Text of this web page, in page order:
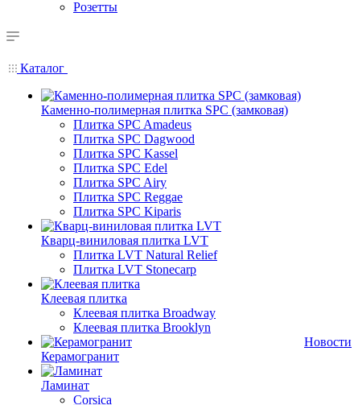
Розетты
Каталог
Каменно-полимерная плитка SPC (замковая)
Плитка SPC Amadeus
Плитка SPC Dagwood
Плитка SPC Kassel
Плитка SPC Edel
Плитка SPC Airy
Плитка SPC Reggae
Плитка SPC Kiparis
Кварц-виниловая плитка LVT
Плитка LVT Natural Relief
Плитка LVT Stonecarp
Клеевая плитка
Клеевая плитка Broadway
Клеевая плитка Brooklyn
Керамогранит
Ламинат
Corsica
Новости